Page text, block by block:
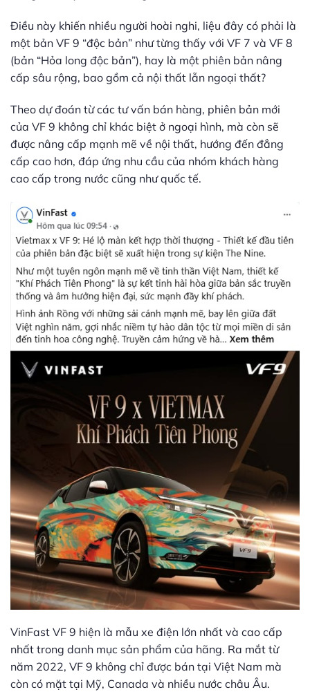
Điều này khiến nhiều người hoài nghi, liệu đây có phải là
một bản VF 9 “độc bản” như từng thấy với VF 7 và VF 8
(bản “Hỏa long độc bản”), hay là một phiên bản nâng
cấp sâu rộng, bao gồm cả nội thất lẫn ngoại thất?
Theo dự đoán từ các tư vấn bán hàng, phiên bản mới
của VF 9 không chỉ khác biệt ở ngoại hình, mà còn sẽ
được nâng cấp mạnh mẽ về nội thất, hướng đến đẳng
cấp cao hơn, đáp ứng nhu cầu của nhóm khách hàng
cao cấp trong nước cũng như quốc tế.
VinFast VF 9 hiện là mẫu xe điện lớn nhất và cao cấp
nhất trong danh mục sản phẩm của hãng. Ra mắt từ
năm 2022, VF 9 không chỉ được bán tại Việt Nam mà
còn có mặt tại Mỹ, Canada và nhiều nước châu Âu.